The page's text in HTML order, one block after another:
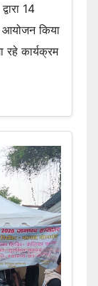
14
आयोजन किया
कार्यक्रम